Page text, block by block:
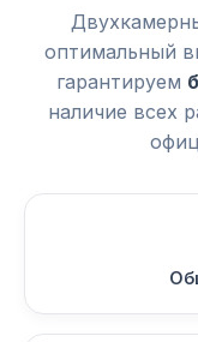
оптимальный
гарантируем
наличие всех